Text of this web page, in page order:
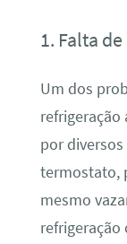
1. Falta
Um dos
refrigeração
por
termostato,
mesmo